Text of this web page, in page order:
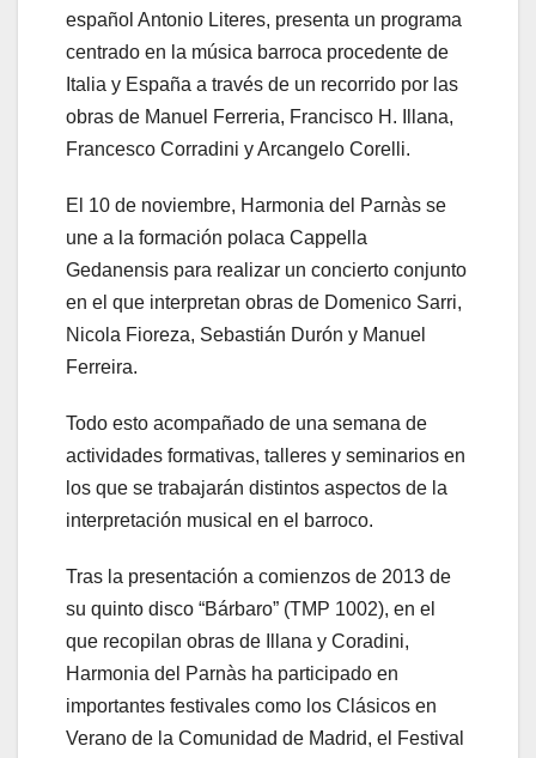
español Antonio Literes, presenta un programa
centrado en la música barroca procedente de
Italia y España a través de un recorrido por las
obras de Manuel Ferreria, Francisco H. Illana,
Francesco Corradini y Arcangelo Corelli.
El 10 de noviembre, Harmonia del Parnàs se
une a la formación polaca Cappella
Gedanensis para realizar un concierto conjunto
en el que interpretan obras de Domenico Sarri,
Nicola Fioreza, Sebastián Durón y Manuel
Ferreira.
Todo esto acompañado de una semana de
actividades formativas, talleres y seminarios en
los que se trabajarán distintos aspectos de la
interpretación musical en el barroco.
Tras la presentación a comienzos de 2013 de
su quinto disco “Bárbaro” (TMP 1002), en el
que recopilan obras de Illana y Coradini,
Harmonia del Parnàs ha participado en
importantes festivales como los Clásicos en
Verano de la Comunidad de Madrid, el Festival